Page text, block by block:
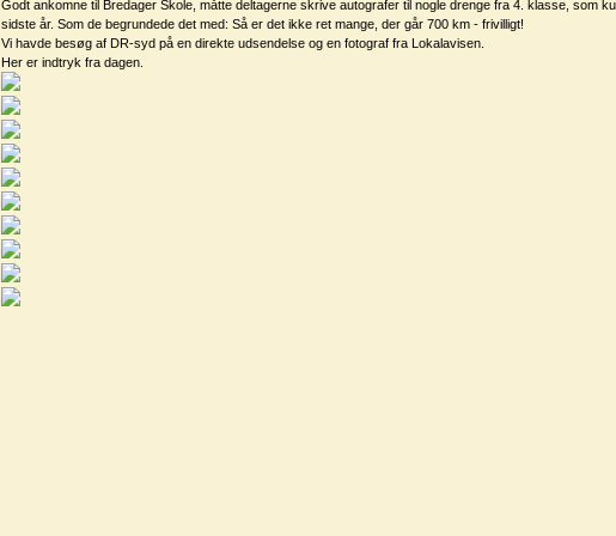
Godt ankomne til Bredager Skole, måtte deltagerne skrive autografer til nogle drenge fra 4. klasse, som
sidste år. Som de begrundede det med: Så er det ikke ret mange, der går 700 km - frivilligt!
Vi havde besøg af DR-syd på en direkte udsendelse og en fotograf fra Lokalavisen.
Her er indtryk fra dagen.